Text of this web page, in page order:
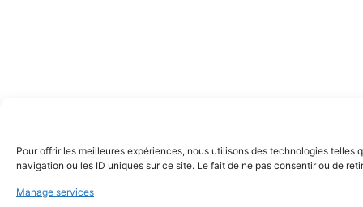
Pour offrir les meilleures expériences, nous utilisons des technologies
navigation ou les ID uniques sur ce site. Le fait de ne pas consentir ou de
Manage services